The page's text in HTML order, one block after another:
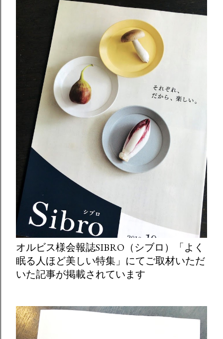
オルビス様会報誌SIBRO（シブロ）「よく
眠る人ほど美しい特集」にてご取材いただ
いた記事が掲載されています